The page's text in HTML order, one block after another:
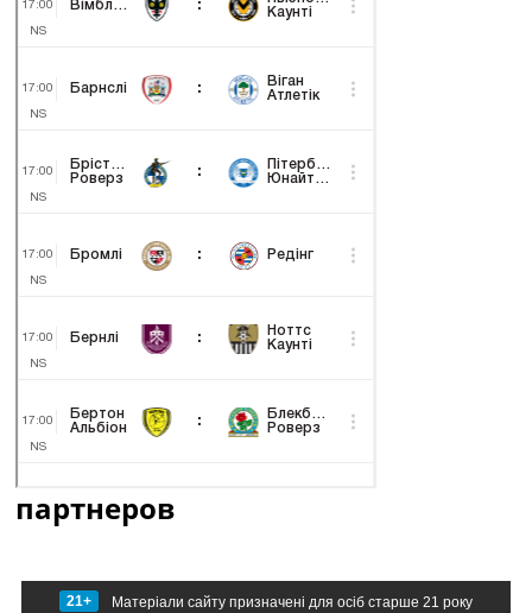
партнеров
21+ Матеріали сайту призначені для осіб старше 21 року